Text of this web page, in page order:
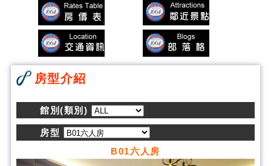
房型介紹
館別(類別)
房型
B01六人房